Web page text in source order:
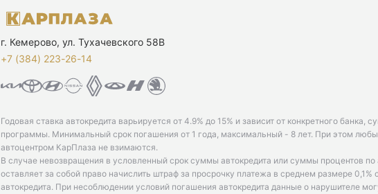
г. Кемерово, ул. Тухачевского 58В
+7 (384) 223-26-14‬
Годовая ставка автокредита варьируется от 4.9% до 15% и зависит от конкретного банка,
программы. Минимальный срок погашения от 1 года, максимальный - 8 лет. При этом
автоцентром КарПлаза не взимаются.
В случае невозвращения в условленный срок суммы автокредита или суммы процентов по
оставляет за собой право начислить штраф за просрочку платежа в среднем размере
автокредита. При несоблюдении условий погашения автокредита данные о нарушителе